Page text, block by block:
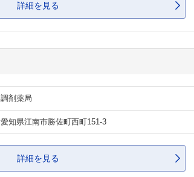
詳細を見る
調剤薬局
愛知県江南市勝佐町西町151-3
詳細を見る